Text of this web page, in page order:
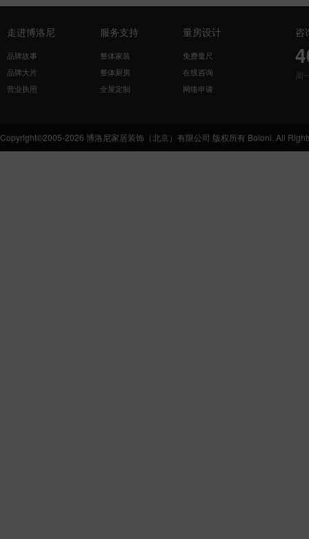
走进博洛尼
品牌故事
品牌大片
营业执照
服务支持
整体家装
整体厨房
全屋定制
量房设计
免费量尺
在线咨询
网络申请
咨
周
Copyright©2005-2026 博洛尼家居装饰（北京）有限公司 版权所有 Boloni. All